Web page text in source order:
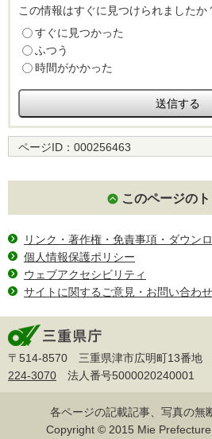
この情報はすぐに見つけられましたか
すぐに見つかった
ふつう
時間がかかった
ページID： 000256463
このページの
リンク・著作権・免責事項・ダウン
個人情報保護ポリシー
ウェブアクセシビリティ
サイトに関するご意見・お問い合わせ
〒514-8570 三重県津市広明町13番地
224-3070 法人番号5000020240001
各ページの記載記事、写真の無
Copyright © 2015 Mie